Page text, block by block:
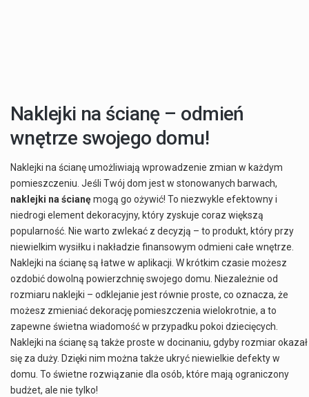
Naklejki na ścianę – odmień
wnętrze swojego domu!
Naklejki na ścianę umożliwiają wprowadzenie zmian w każdym
pomieszczeniu. Jeśli Twój dom jest w stonowanych barwach,
naklejki na ścianęmogą go ożywić! To niezwykle efektowny i
niedrogi element dekoracyjny, który zyskuje coraz większą
popularność. Nie warto zwlekać z decyzją – to produkt, który przy
niewielkim wysiłku i nakładzie finansowym odmieni całe wnętrze.
Naklejki na ścianę są łatwe w aplikacji. W krótkim czasie możesz
ozdobić dowolną powierzchnię swojego domu. Niezależnie od
rozmiaru naklejki – odklejanie jest równie proste, co oznacza, że
możesz zmieniać dekorację pomieszczenia wielokrotnie, a to
zapewne świetna wiadomość w przypadku pokoi dziecięcych.
Naklejki na ścianę są także proste w docinaniu, gdyby rozmiar okazał
się za duży. Dzięki nim można także ukryć niewielkie defekty w
domu. To świetne rozwiązanie dla osób, które mają ograniczony
budżet, ale nie tylko!